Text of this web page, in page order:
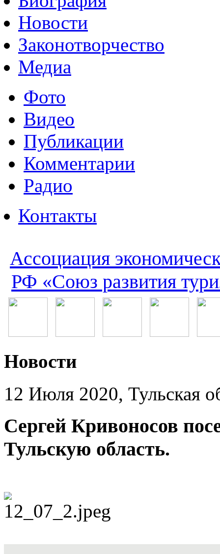
Новости
Законотворчество
Медиа
Фото
Видео
Публикации
Комментарии
Радио
Контакты
Ассоциация
РФ «Союз развития
Новости
12 Июля 2020, Тульская
Сергей Кривоносов
Тульскую область.